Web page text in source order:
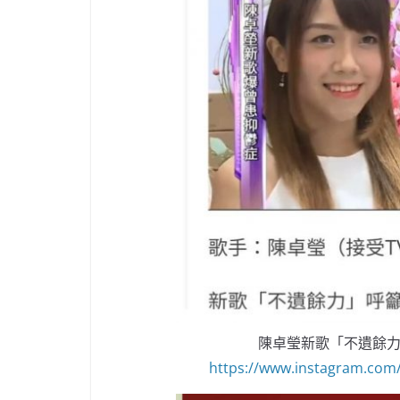
陳卓瑩新歌「不遺餘
https://